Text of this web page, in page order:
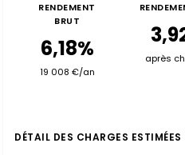
RENDEMENT
BRUT
6,18%
19 008 €/an
après
DÉTAIL DES CHARGES ESTIMÉES